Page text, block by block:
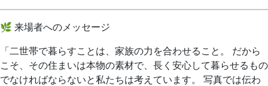
🌿 来場者へのメッセージ
「二世帯で暮らすことは、家族の力を合わせること。 だから
こそ、その住まいは本物の素材で、長く安心して暮らせるもの
でなければならないと私たちは考えています。 写真では伝わ